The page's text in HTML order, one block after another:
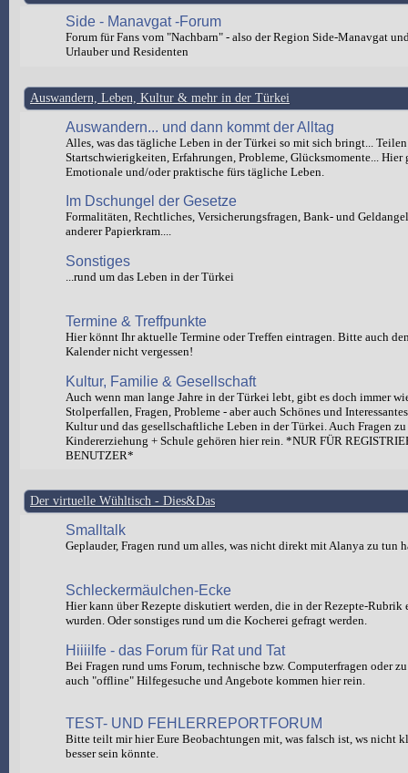
Side - Manavgat -Forum
Forum für Fans vom "Nachbarn" - also der Region Side-Manavgat
Urlauber und Residenten
Auswandern, Leben, Kultur & mehr in der Türkei
Auswandern... und dann kommt der Alltag
Alles, was das tägliche Leben in der Türkei so mit sich bringt...
Startschwierigkeiten, Erfahrungen, Probleme, Glücksmomente... Hier
Emotionale und/oder praktische fürs tägliche Leben.
Im Dschungel der Gesetze
Formalitäten, Rechtliches, Versicherungsfragen, Bank- und
anderer Papierkram....
Sonstiges
...rund um das Leben in der Türkei
Termine & Treffpunkte
Hier könnt Ihr aktuelle Termine oder Treffen eintragen. Bitte auch
Kalender nicht vergessen!
Kultur, Familie & Gesellschaft
Auch wenn man lange Jahre in der Türkei lebt, gibt es doch immer
Stolperfallen, Fragen, Probleme - aber auch Schönes und
Kultur und das gesellschaftliche Leben in der Türkei. Auch Fragen
Kindererziehung + Schule gehören hier rein. *NUR FÜR
BENUTZER*
Der virtuelle Wühltisch - Dies&Das
Smalltalk
Geplauder, Fragen rund um alles, was nicht direkt mit Alanya zu tun
Schleckermäulchen-Ecke
Hier kann über Rezepte diskutiert werden, die in der Rezepte-Rubrik
wurden. Oder sonstiges rund um die Kocherei gefragt werden.
Hiiiilfe - das Forum für Rat und Tat
Bei Fragen rund ums Forum, technische bzw. Computerfragen oder
auch "offline" Hilfegesuche und Angebote kommen hier rein.
TEST- UND FEHLERREPORTFORUM
Bitte teilt mir hier Eure Beobachtungen mit, was falsch ist, ws nicht
besser sein könnte.